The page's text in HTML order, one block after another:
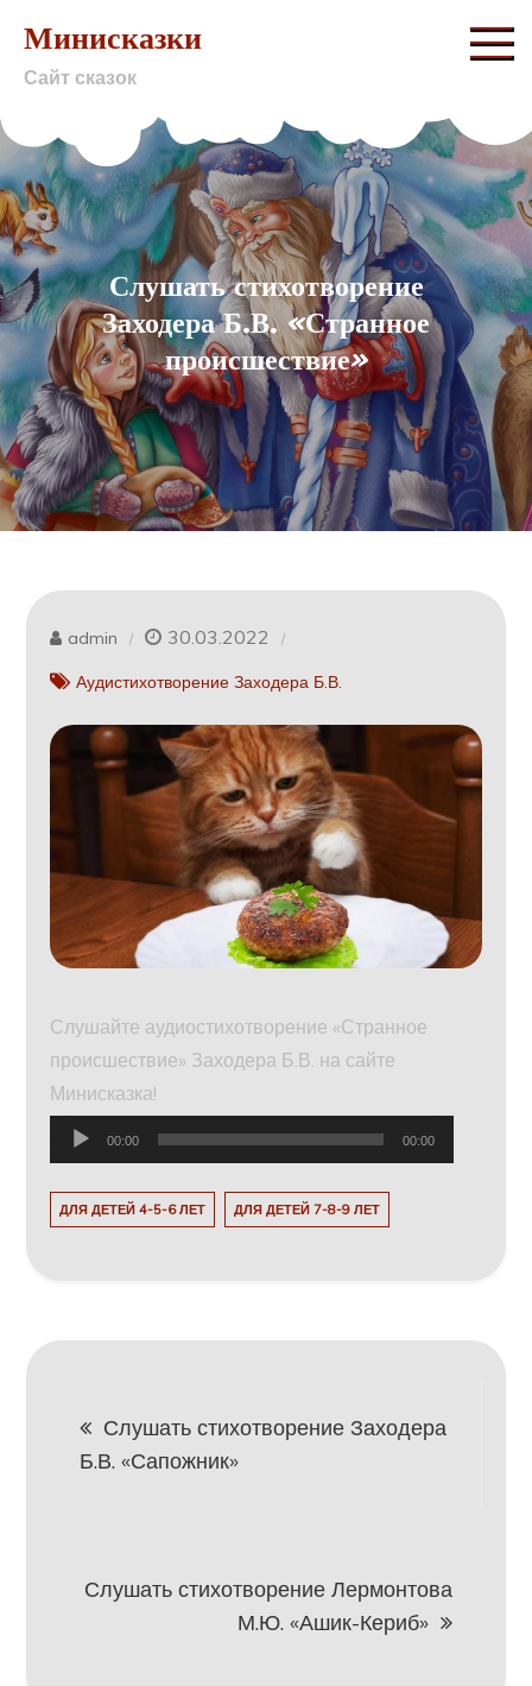
content
Минисказки
Сайт сказок
Слушать стихотворение
Заходера Б.В. «Странное
происшествие»
admin 30.03.2022
Аудистихотворение Заходера Б.В.
Слушайте аудиостихотворение «Странное
происшествие» Заходера Б.В. на сайте
Минисказка!
Аудиоплеер
00:00 00:00
ДЛЯ ДЕТЕЙ 4-5-6 ЛЕТ ДЛЯ ДЕТЕЙ 7-8-9 ЛЕТ
Навигация
по
Слушать стихотворение Заходера
Б.В. «Сапожник»
Слушать стихотворение Лермонтова
М.Ю. «Ашик-Кериб»